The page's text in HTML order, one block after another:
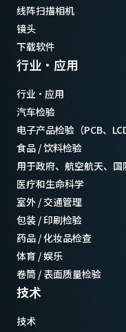
线阵扫描相机
镜头
下载软件
行业·应用
行业·应用
汽车检验
电子产品检验（PCB、
食品 / 饮料检验
用于政府、航空航天、
医疗和生命科学
室外 / 交通管理
包装 / 印刷检验
药品 / 化妆品检查
体育 / 娱乐
卷筒 / 表面质量检验
技术
技术